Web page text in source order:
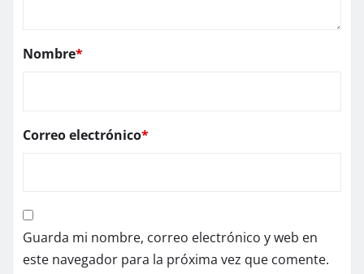
Nombre*
Correo electrónico*
Guarda mi nombre, correo electrónico y web en
este navegador para la próxima vez que comente.